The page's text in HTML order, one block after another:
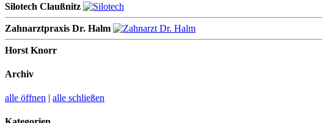
Silotech Claußnitz
Zahnarztpraxis Dr. Halm
Horst Knorr
Archiv
alle öffnen | alle schließen